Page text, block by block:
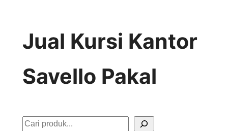
Jual Kursi Kantor
Savello Pakal
S